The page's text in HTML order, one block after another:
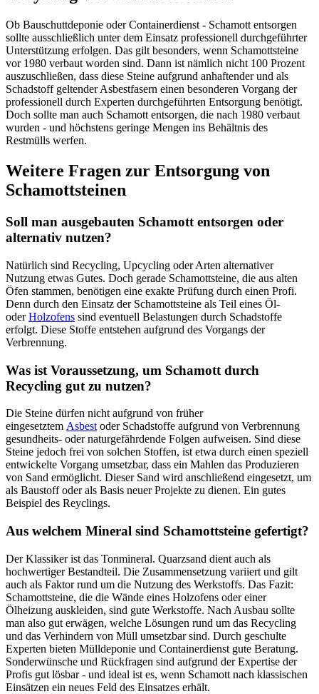
Ob Bauschuttdeponie oder Containerdienst - Schamott entsorgen
sollte ausschließlich unter dem Einsatz professionell durchgeführter
Unterstützung erfolgen. Das gilt besonders, wenn Schamottsteine
vor 1980 verbaut worden sind. Dann ist nämlich nicht 100 Prozent
auszuschließen, dass diese Steine aufgrund anhaftender und als
Schadstoff geltender Asbestfasern einen besonderen Vorgang der
professionell durch Experten durchgeführten Entsorgung benötigt.
Doch sollte man auch Schamott entsorgen, die nach 1980 verbaut
wurden - und höchstens geringe Mengen ins Behältnis des
Restmülls werfen.
Weitere Fragen zur Entsorgung von
Schamottsteinen
Soll man ausgebauten Schamott entsorgen oder
alternativ nutzen?
Natürlich sind Recycling, Upcycling oder Arten alternativer
Nutzung etwas Gutes. Doch gerade Schamottsteine, die aus alten
Öfen stammen, benötigen eine exakte Prüfung durch einen Profi.
Denn durch den Einsatz der Schamottsteine als Teil eines Öl-
oderHolzofens sind eventuell Belastungen durch Schadstoffe
erfolgt. Diese Stoffe entstehen aufgrund des Vorgangs der
Verbrennung.
Was ist Voraussetzung, um Schamott durch
Recycling gut zu nutzen?
Die Steine dürfen nicht aufgrund von früher
eingesetztem Asbest oder Schadstoffe aufgrund von Verbrennung
gesundheits- oder naturgefährdende Folgen aufweisen. Sind diese
Steine jedoch frei von solchen Stoffen, ist etwa durch einen speziell
entwickelte Vorgang umsetzbar, dass ein Mahlen das Produzieren
von Sand ermöglicht. Dieser Sand wird anschließend eingesetzt, um
als Baustoff oder als Basis neuer Projekte zu dienen. Ein gutes
Beispiel des Reyclings.
Aus welchem Mineral sind Schamottsteine gefertigt?
Der Klassiker ist das Tonmineral. Quarzsand dient auch als
hochwertiger Bestandteil. Die Zusammensetzung variiert und gilt
auch als Faktor rund um die Nutzung des Werkstoffs. Das Fazit:
Schamottsteine, die die Wände eines Holzofens oder einer
Ölheizung auskleiden, sind gute Werkstoffe. Nach Ausbau sollte
man also gut erwägen, welche Lösungen rund um das Recycling
und das Verhindern von Müll umsetzbar sind. Durch geschulte
Experten bieten Mülldeponie und Containerdienst gute Beratung.
Sonderwünsche und Rückfragen sind aufgrund der Expertise der
Profis gut lösbar - und ideal ist es, wenn Schamott nach klassischen
Einsätzen ein neues Feld des Einsatzes erhält.